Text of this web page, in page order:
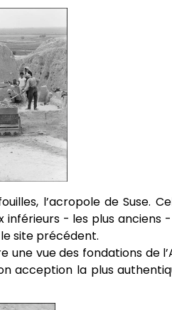
l’acropole de Suse.
inférieurs - les plus anciens
site précédent.
vue des fondations de
acception la plus